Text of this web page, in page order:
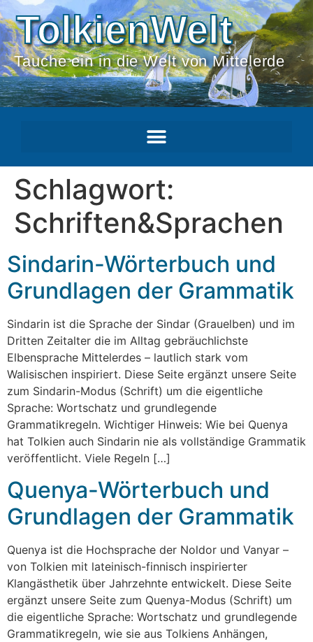
TolkienWelt
Tauche ein in die Welt von Mittelerde
Schlagwort:
Schriften&Sprachen
Sindarin-Wörterbuch und
Grundlagen der Grammatik
Sindarin ist die Sprache der Sindar (Grauelben) und im
Dritten Zeitalter die im Alltag gebräuchlichste
Elbensprache Mittelerdes – lautlich stark vom
Walisischen inspiriert. Diese Seite ergänzt unsere Seite
zum Sindarin-Modus (Schrift) um die eigentliche
Sprache: Wortschatz und grundlegende
Grammatikregeln. Wichtiger Hinweis: Wie bei Quenya
hat Tolkien auch Sindarin nie als vollständige Grammatik
veröffentlicht. Viele Regeln […]
Quenya-Wörterbuch und
Grundlagen der Grammatik
Quenya ist die Hochsprache der Noldor und Vanyar –
von Tolkien mit lateinisch-finnisch inspirierter
Klangästhetik über Jahrzehnte entwickelt. Diese Seite
ergänzt unsere Seite zum Quenya-Modus (Schrift) um
die eigentliche Sprache: Wortschatz und grundlegende
Grammatikregeln, wie sie aus Tolkiens Anhängen,